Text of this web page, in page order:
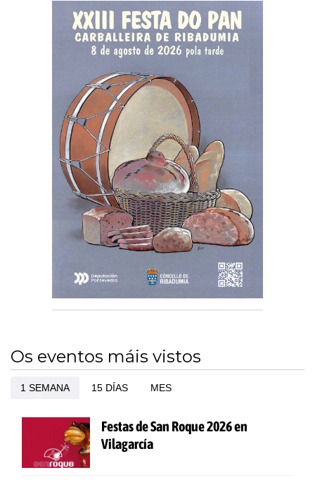
Os eventos máis vistos
1 SEMANA 15 DÍAS MES
Festas de San Roque 2026 en
Vilagarcía